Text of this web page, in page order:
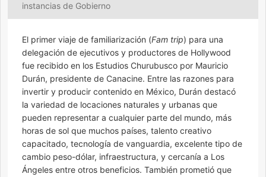
instancias de Gobierno
El primer viaje de familiarización (Fam trip) para una
delegación de ejecutivos y productores de Hollywood
fue recibido en los Estudios Churubusco por Mauricio
Durán, presidente de Canacine. Entre las razones para
invertir y producir contenido en México, Durán destacó
la variedad de locaciones naturales y urbanas que
pueden representar a cualquier parte del mundo, más
horas de sol que muchos países, talento creativo
capacitado, tecnología de vanguardia, excelente tipo de
cambio peso-dólar, infraestructura, y cercanía a Los
Ángeles entre otros beneficios. También prometió que